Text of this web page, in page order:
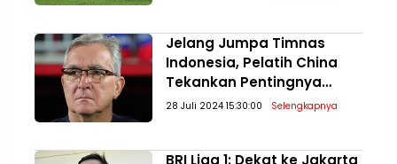
Jelang Jumpa Timnas
Indonesia, Pelatih China
Tekankan Pentingnya
Mental Bertanding di
28 Juli 2024 15:30:00 Selengkapnya
BRI Liga 1: Dekat ke Jakarta